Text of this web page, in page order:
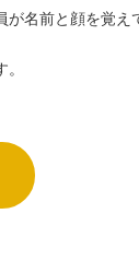
名前と顔を覚